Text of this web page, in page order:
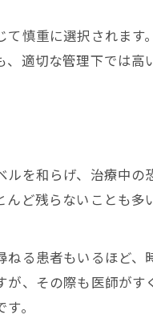
内鎮静が途中で起きる
鎮静と呼吸や血圧の管
内鎮静法が効かなかっ
鎮静が効かないときの
鎮静法が合わない場
識があるのか気にな
鎮静中の意識状態と安
慎重に選択されま
適切な管理下では
を和らげ、治療中
ど残らないことも
る患者もいるほど
、その際も医師が
。